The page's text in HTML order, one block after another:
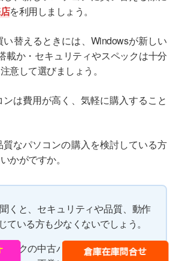
を利用しましょう。
替えるときには、Windowsが新しい
載か・セキュリティやスペックは十分
意して選びましょう。
は費用が高く、気軽に購入すること
なパソコンの購入を検討している方
かがですか。
くと、セキュリティや品質、動作
ている方も少なくないでしょう。
ンクの中古パソコン直販では、デ